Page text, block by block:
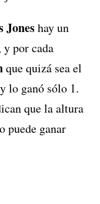
Joneshay un
y por cada
que quizá sea el
lo ganó sólo 1.
que la altura
puede ganar